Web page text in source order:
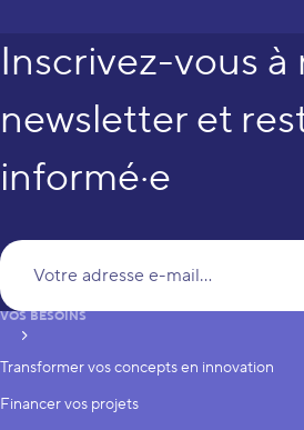
Inscrivez-vous à
newsletter et
informé·e
S’inscrire
VOS BESOINS
Transformer vos concepts en innovation
Financer vos projets